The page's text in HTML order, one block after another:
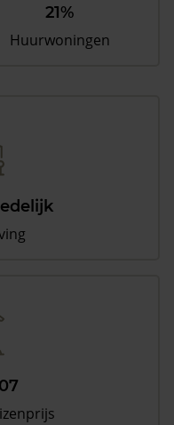
21%
Huurwoningen